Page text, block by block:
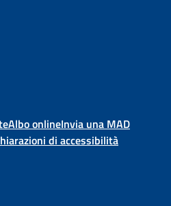
Albo onlineInvia una MAD
di accessibilità